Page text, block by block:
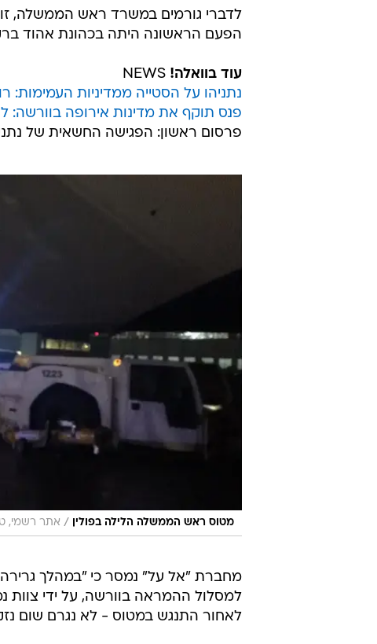
לדברי גורמים במשרד ראש הממשלה,
הפעם הראשונה היתה בכהונת אהוד ברק
עוד בוואלה!
נתניהו על הסטייה ממדיניות העמימות:
פנס תוקף את מדינות אירופה בוורשה:
פרסום ראשון: הפגישה החשאית של
מטוס ראש הממשלה הלילה בפולין / אתר רשמי,
מחברת "אל על" נמסר כי "במהלך
למסלול ההמראה בוורשה, על ידי
לאחור התנגש במטוס - לא נגרם שום